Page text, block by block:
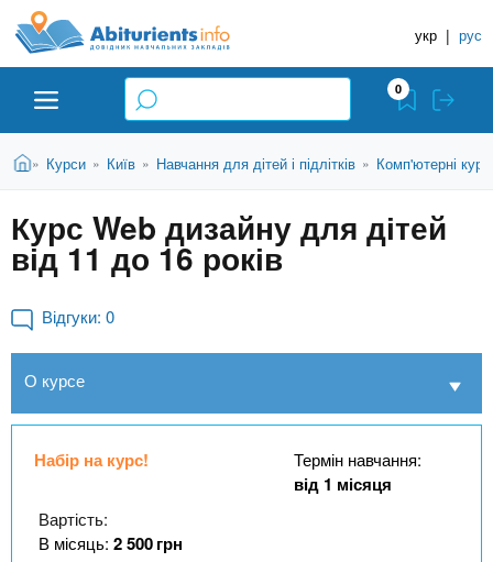
A
b
i
t
u
r
i
e
n
о
в
д
н
к
Н
в
ч
л
укр | рус
Абітурієнту
ЗВО (ВНЗ)
Приватні школи
0
В
т
у
т
Головна
» Курси » Київ » Навчання для дітей і підлітків » Комп'ютерні
Курс Web дизайну для дітей
від 11 до 16 років
Відгуки: 0
О курсе
Набір на курс! Термін навчання:
від 1 місяця
Вартість:
В місяць: 2 500грн